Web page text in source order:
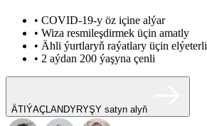
• COVID-19-y öz içine alýar
• Wiza resmileşdirmek üçin amatly
• Ähli ýurtlaryň raýatlary üçin elýeterli
• 2 aýdan 200 ýaşyna çenli
ÄTIÝAÇLANDYRYŞY satyn alyň